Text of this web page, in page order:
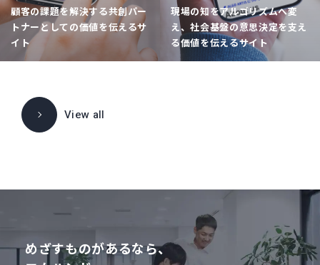
顧客の課題を解決する共創パー
トナーとしての価値を伝えるサ
イト
現場の知をアルゴリズムへ変
え、社会基盤の意思決定を支え
る価値を伝えるサイト
View all
めざすものがあるなら、